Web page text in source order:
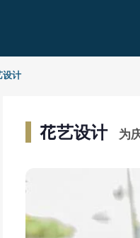
设计
花艺设计 为